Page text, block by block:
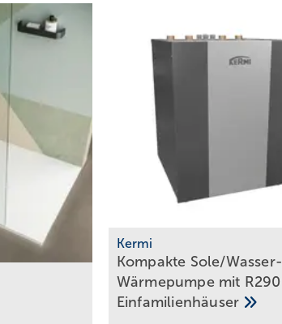
Kermi
Kompakte Sole/Wasser-
Wärmepumpe mit
Einfamilienhäuser